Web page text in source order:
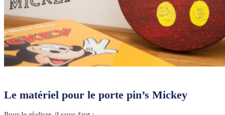
Le matériel pour le porte pin’s Mickey